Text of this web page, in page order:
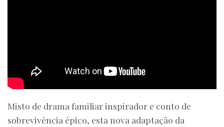
Misto de drama familiar inspirador e conto de
sobrevivência épico, esta nova adaptação da